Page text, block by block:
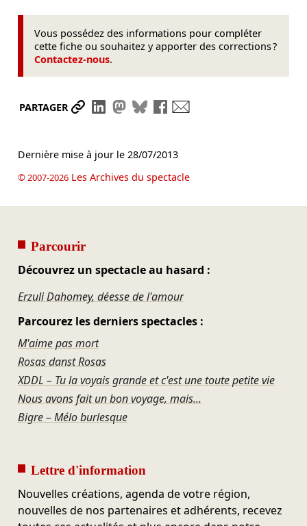
Vous possédez des informations pour compléter
cette fiche ou souhaitez y apporter des corrections ?
Contactez-nous.
PARTAGER Partager le lien
Partager sur LinkedIn
Partager sur Mastodon
Partager sur Bluesky
Partager sur Facebook
Dernière mise à jour le 28/07/2013
© 2007-2026Les Archives du spectacle
Parcourir
Découvrez un spectacle au hasard :
Erzuli Dahomey, déesse de l'amour
Parcourez les derniers spectacles :
M'aime pas mort
Rosas danst Rosas
XDDL – Tu la voyais grande et c'est une toute petite vie
Nous avons fait un bon voyage, mais...
Bigre – Mélo burlesque
Lettre d'information
Nouvelles créations, agenda de votre région,
nouvelles de nos partenaires et adhérents, recevez